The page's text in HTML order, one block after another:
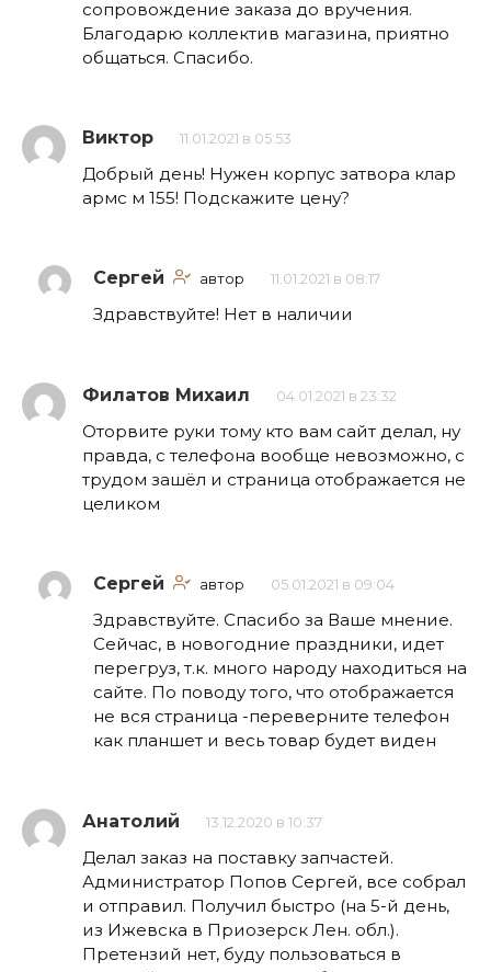
сопровождение заказа до вручения.
Благодарю коллектив магазина, приятно
общаться. Спасибо.
Виктор 11.01.2021 в 05:53
Добрый день! Нужен корпус затвора клар
армс м 155! Подскажите цену?
Сергей автор 11.01.2021 в 08:17
Здравствуйте! Нет в наличии
Филатов Михаил 04.01.2021 в 23:32
Оторвите руки тому кто вам сайт делал, ну
правда, с телефона вообще невозможно, с
трудом зашёл и страница отображается не
целиком
Сергей автор 05.01.2021 в 09:04
Здравствуйте. Спасибо за Ваше мнение.
Сейчас, в новогодние праздники, идет
перегруз, т.к. много народу находиться на
сайте. По поводу того, что отображается
не вся страница -переверните телефон
как планшет и весь товар будет виден
Анатолий 13.12.2020 в 10:37
Делал заказ на поставку запчастей.
Администратор Попов Сергей, все собрал
и отправил. Получил быстро (на 5-й день,
из Ижевска в Приозерск Лен. обл.).
Претензий нет, буду пользоваться в